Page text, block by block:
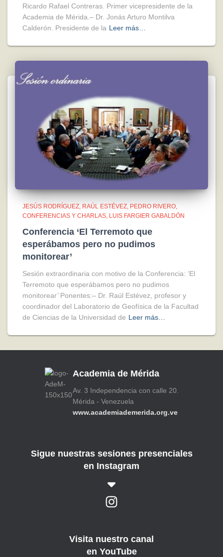
Ricardo Rafael Contreras. Primer vicepresidente de la
Academia de Mérida.– Dr. Jonás Arturo Montilva
Calderón. Presidente de la Leer más…
JESÚS RODRÍGUEZ RAÚL ESTÉVEZ PEDRO RIVERO
CONFERENCIAS Y CHARLAS LUIS FARGIER GABALDÓN
Conferencia ‘El Terremoto que
esperábamos pero no pudimos
monitorear’
Sesión extraordinaria con motivo de la Conferencia: ‘El
Terremoto que esperábamos pero no pudimos
monitorear’ Ponentes:– Dr. Raúl Estévez, profesor y
coordinador del Laboratorio de Geofísica de la Facultad
de Ciencias de la Universidad de Leer más…
Academia de Mérida
Av. 3 Independencia con calle 20.
Mérida - Venezuela
www.academiademerida.org.ve
Sigue nuestras sesiones presenciales
en Instagram
Visita nuestro canal
en YouTube